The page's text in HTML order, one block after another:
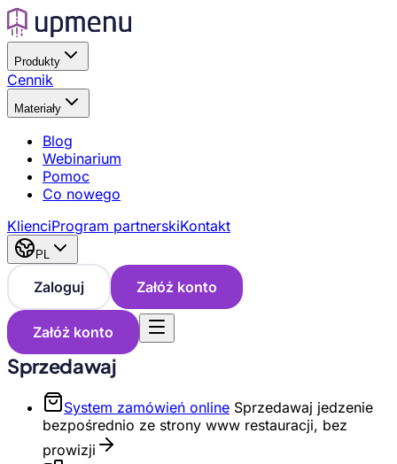
Produkty
Cennik
Materiały
Blog
Webinarium
Pomoc
Co nowego
KlienciProgram partnerskiKontakt
PL
Zaloguj Załóż konto
Załóż konto
Sprzedawaj
System zamówień online Sprzedawaj jedzenie
bezpośrednio ze strony www restauracji, bez
prowizji